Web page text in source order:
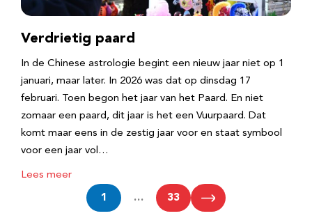
Verdrietig paard
In de Chinese astrologie begint een nieuw jaar niet op 1
januari, maar later. In 2026 was dat op dinsdag 17
februari. Toen begon het jaar van het Paard. En niet
zomaar een paard, dit jaar is het een Vuurpaard. Dat
komt maar eens in de zestig jaar voor en staat symbool
voor een jaar vol…
Lees meer
1 … 33